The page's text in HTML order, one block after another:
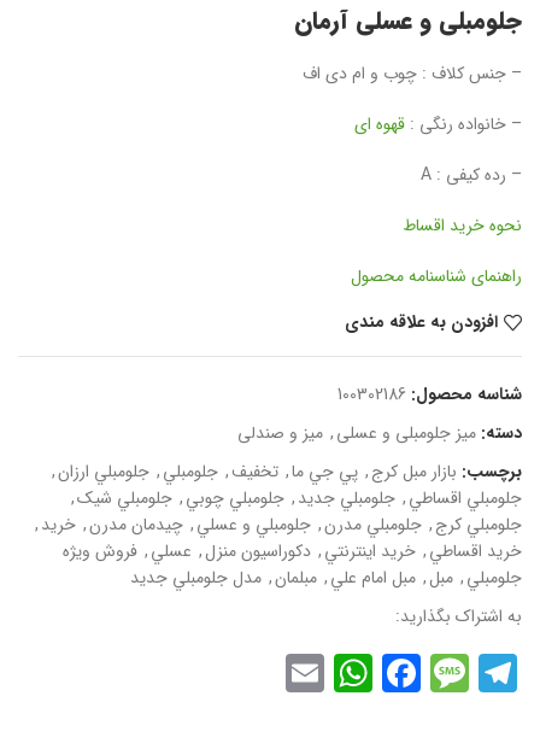
جلومبلی و عسلی آرمان
– جنس کلاف : چوب و ام دی اف
– خانواده رنگی : قهوه ای
– رده کیفی : A
نحوه خرید اقساط
راهنمای شناسنامه محصول
افزودن به علاقه مندی
شناسه محصول: 100302186
دسته: میز جلومبلی و عسلی, میز و صندلی
برچسب: بازار مبل کرج, پي جي ما, تخفيف, جلومبلي, جلومبلي ارزان,
جلومبلي اقساطي, جلومبلي جديد, جلومبلي چوبي, جلومبلي شيک,
جلومبلي کرج, جلومبلي مدرن, جلومبلي و عسلي, چيدمان مدرن, خريد,
خريد اقساطي, خريد اينترنتي, دکوراسيون منزل, عسلي, فروش ويژه
جلومبلي, مبل, مبل امام علي, مبلمان, مدل جلومبلي جديد
به اشتراک بگذارید:
Telegram
Message
Facebook
WhatsApp